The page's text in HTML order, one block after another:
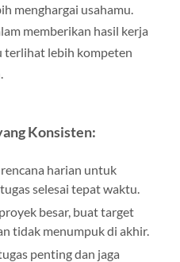
menghargai usahamu.
memberikan hasil kerja
terlihat lebih kompeten
Konsisten:
harian untuk
selesai tepat waktu.
besar, buat target
tidak menumpuk di akhir.
penting dan jaga